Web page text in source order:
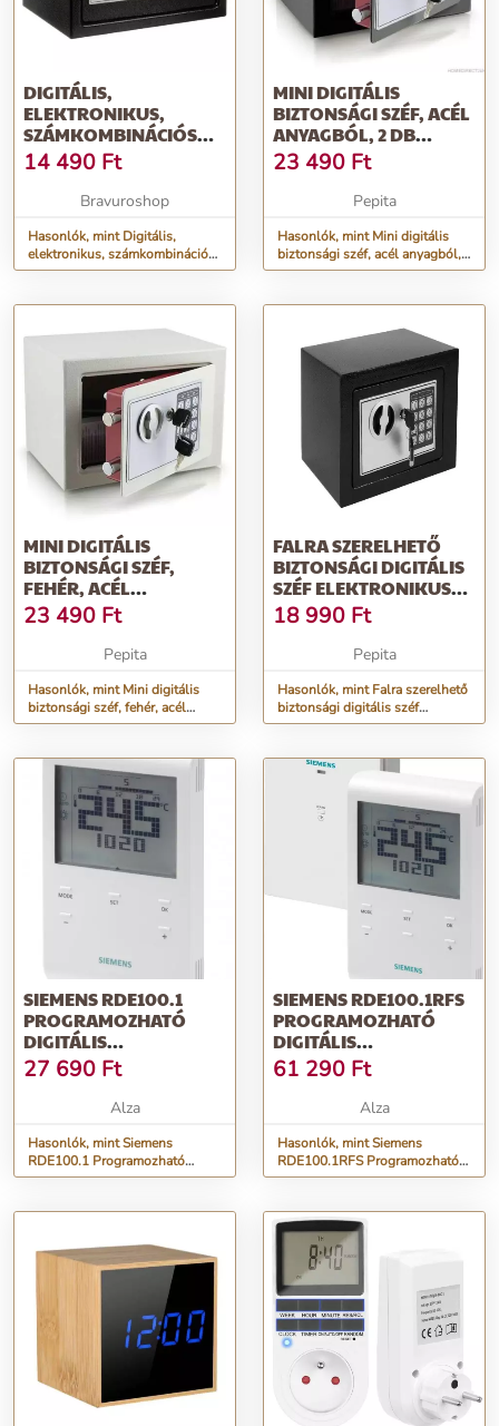
DIGITÁLIS,
ELEKTRONIKUS,
SZÁMKOMBINÁCIÓS
BÚTORSZÉF, 10
LITERES, 3-8
KARAKTERES, LED
SZÍNBEN
14 490 Ft
Bravuroshop
Hasonlók, mint Digitális,
elektronikus, számkombinációs
bútorszéf, 10 literes, 3-8
fekete színben
MINI DIGITÁLIS
BIZTONSÁGI SZÉF, ACÉL
ANYAGBÓL, 2 DB
KULCCSAL
23 490 Ft
Pepita
Hasonlók, mint Mini digitális
biztonsági széf, acél anyagból,
2 db kulccsal
MINI DIGITÁLIS
BIZTONSÁGI SZÉF,
FEHÉR, ACÉL
ANYAGBÓL, 2 DB
KULCCSAL
23 490 Ft
Pepita
Hasonlók, mint Mini digitális
biztonsági széf, fehér, acél
anyagból, 2 db kulccsal
FALRA SZERELHETŐ
BIZTONSÁGI DIGITÁLIS
SZÉF ELEKTRONIKUS
ZÁRRAL -...
18 990 Ft
Pepita
Hasonlók, mint Falra szerelhető
biztonsági digitális széf
elektronikus zárral -...
SIEMENS RDE100.1
PROGRAMOZHATÓ
DIGITÁLIS
HELYISÉGTERMOSZTÁT,
VEZETÉKES
27 690 Ft
Alza
Hasonlók, mint Siemens
RDE100.1 Programozható
digitális helyiségtermosztát,
SIEMENS RDE100.1RFS
PROGRAMOZHATÓ
DIGITÁLIS
SZOBATERMOSZTÁT,
VEZETÉK NÉLKÜLI
61 290 Ft
Alza
Hasonlók, mint Siemens
RDE100.1RFS Programozható
digitális szobatermosztát,